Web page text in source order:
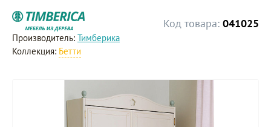
Код товара: 041025
Производитель: Тимберика
Коллекция: Бетти